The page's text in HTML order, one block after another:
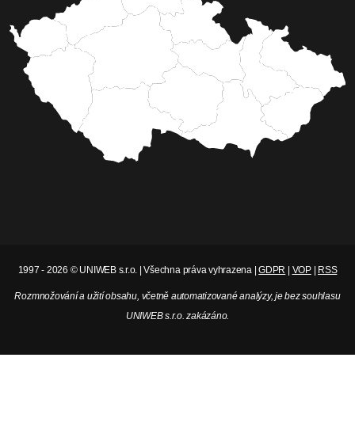
Jiří Padevěd
Bezemisní zdroje tvoří 74 %
zisku Skupiny ČEZ